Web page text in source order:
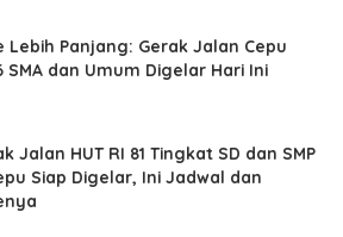
Lebih Panjang: Gerak Jalan Cepu
SMA dan Umum Digelar Hari Ini
Jalan HUT RI 81 Tingkat SD dan SMP
Siap Digelar, Ini Jadwal dan